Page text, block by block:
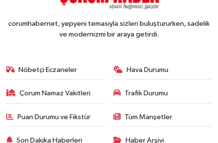
corumhabernet, yepyeni temasıyla sizleri buluştururken, sadelik
ve modernizmi bir araya getirdi.
Nöbetçi Eczaneler Hava Durumu
Çorum Namaz Vakitleri Trafik Durumu
Puan Durumu ve Fikstür Tüm Manşetler
Son Dakika Haberleri Haber Arşivi